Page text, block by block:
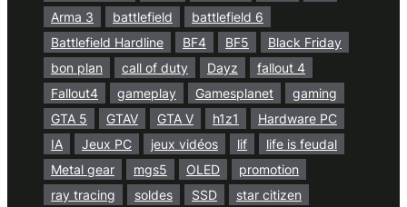
Arma 3
battlefield
battlefield 6
Battlefield Hardline
BF4 BF5
Black Friday
bon plan
call of duty Dayz
fallout 4
Fallout4
gameplay Gamesplanet
gaming
GTA 5
GTAV GTA V h1z1
Hardware PC
IA
Jeux PC jeux vidéos lif
life is feudal
Metal gear
mgs5 OLED
promotion
ray tracing
soldes SSD
star citizen